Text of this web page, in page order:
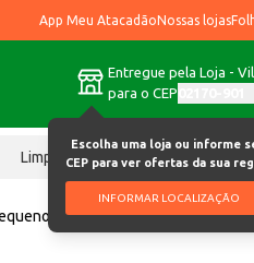
App Meu AtacadãoNossas lojas
Entregue pela Loja -
para o CEP
Escolha uma loja ou informe
CEP para ver ofertas da sua
INFORMAR LOCALIZAÇÃO
Limpeza Chocolates
un